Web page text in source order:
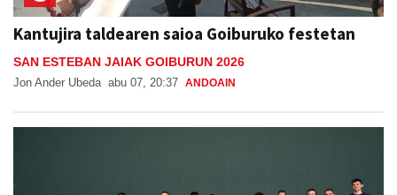
Kantujira taldearen saioa Goiburuko festetan
SAN ESTEBAN JAIAK GOIBURUN 2026
Jon Ander Ubeda abu 07, 20:37 ANDOAIN